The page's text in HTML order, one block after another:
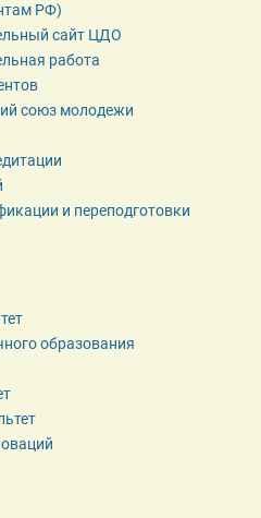
РФ)
сайт ЦДО
работа
союз молодежи
и переподготовки
образования